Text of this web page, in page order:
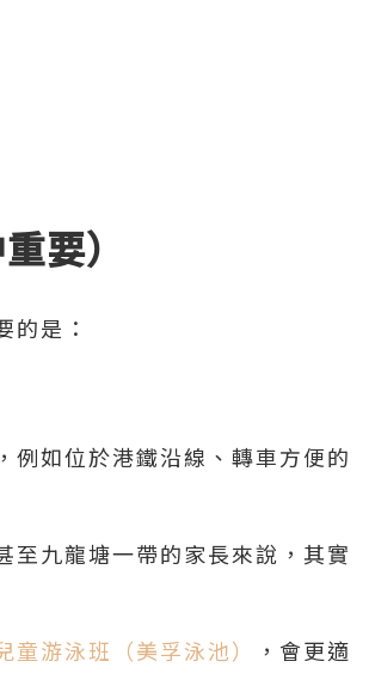
要）
的是：
例如位於港鐵沿線、轉車方便的
至九龍塘一帶的家長來說，其實
童游泳班（美孚泳池）
，會更適